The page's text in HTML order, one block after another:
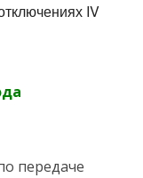
IV
передаче